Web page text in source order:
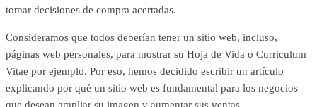
tomar decisiones de compra acertadas.
Consideramos que todos deberían tener un sitio web, incluso,
páginas web personales, para mostrar su Hoja de Vida o Curriculum
Vitae por ejemplo. Por eso, hemos decidido escribir un artículo
explicando por qué un sitio web es fundamental para los negocios